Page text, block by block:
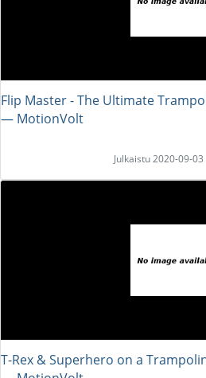
Flip Master - The Ultimate
― MotionVolt
Julkaistu 2020-09-
T-Rex & Superhero on a